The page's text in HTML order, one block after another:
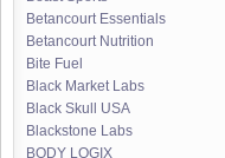
Betancourt Essentials
Betancourt Nutrition
Bite Fuel
Black Market Labs
Black Skull USA
Blackstone Labs
BODY LOGIX